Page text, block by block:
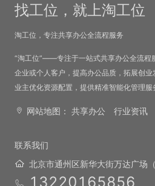
找工位，就上淘工位
淘工位，专注共享办公全流程服务
“淘工位”——专注于一站式共享办公全流程
企业或个人客户，提高办公品质，拓展创
业主优化资源配置，提供精准智能化管理服
网站地图： 共享办公 行业资讯
联系我们
北京市通州区新华大街万达广场
13220165856